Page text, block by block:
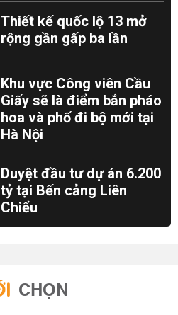
Thiết kế quốc lộ 13 mở
rộng gần gấp ba lần
Khu vực Công viên Cầu
Giấy sẽ là điểm bắn pháo
hoa và phố đi bộ mới tại
Hà Nội
Duyệt đầu tư dự án 6.200
tỷ tại Bến cảng Liên
Chiểu
CHỌN